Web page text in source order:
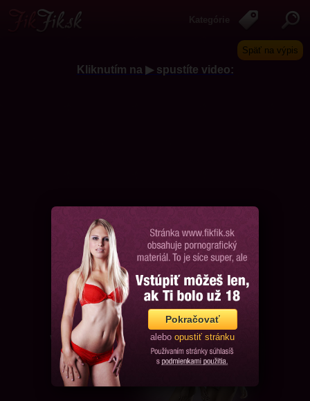
Späť na výpis
Kliknutím na ▶ spustíte video:
Chcem ďalšie videá, prosím
Pokračovať
alebo opustiť stránku